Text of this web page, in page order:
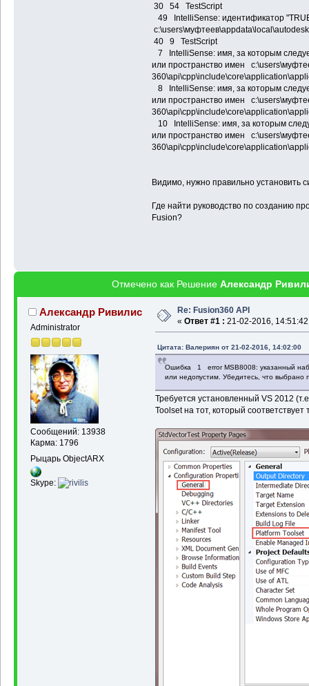
30 54 TestScript
49 IntelliSense: идентификатор
40 9 TestScript
7 IntelliSense: имя, за которым
или пространство имен
8 IntelliSense: имя, за которым
или пространство имен
10 IntelliSense: имя, за которым
или пространство имен
Видимо, нужно правильно установить
Где найти руководство по созданию
Fusion?
Отмечено как Решение Александр
Александр Ривилис
Administrator
Сообщений: 13938
Карма: 1796
Рыцарь ObjectARX
Skype:
Re: Fusion360 API
« Ответ #1 : 21-02-2016,
Цитата: Валериян от 21-02-2016, 14:02:00
Ошибка 1 error MSB8008: указанный
или недопустим. Убедитесь, что выбрано
Требуется установленный VS 2012
Toolset на тот, который